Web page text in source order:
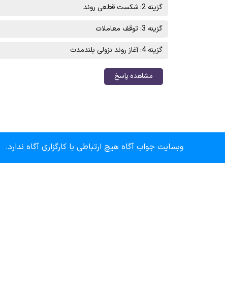
گزینه 2: شکست قطعی روند
گزینه 3: توقف معاملات
گزینه 4: آغاز روند نزولی بلندمدت
مشاهده پاسخ
وبسایت جواب آگاه هیچ ارتباطی با کارگزاری آگاه ندارد.